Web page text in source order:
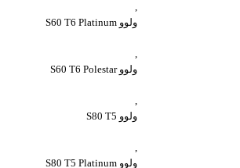
,
ولوو S60 T6 Platinum
,
ولوو S60 T6 Polestar
,
ولوو S80 T5
,
ولوو S80 T5 Platinum